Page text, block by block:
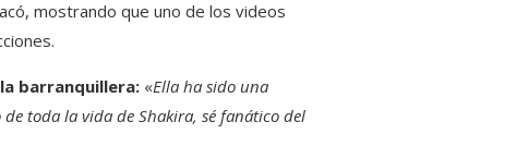
mostrando que uno de los videos
barranquillera: «Ella ha sido una
toda la vida de Shakira, sé fanático del